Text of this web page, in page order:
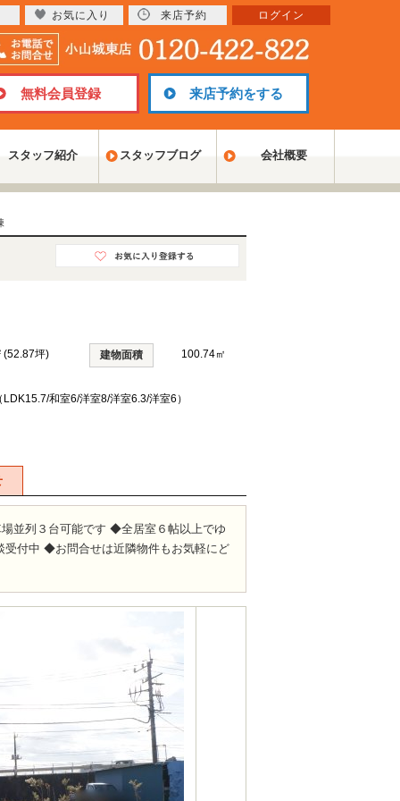
無料会員登録 来店予約をする
スタッフ紹介 スタッフブログ 会社概要
(52.87坪) 建物面積 100.74㎡
和室6/洋室8/洋室6.3/洋室6）
並列３台可能です ◆全居室６帖以上でゆ
付中 ◆お問合せは近隣物件もお気軽にど
お気に入り 来店予約 ログイン